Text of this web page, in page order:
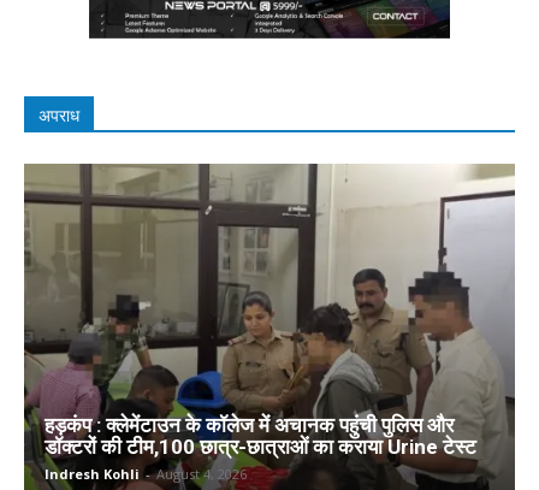
अपराध
हड़कंप : क्लेमेंटाउन के कॉलेज में अचानक पहुंची पुलिस और
डॉक्टरों की टीम,100 छात्र-छात्राओं का कराया Urine टेस्ट
Indresh Kohli - August 4, 2026